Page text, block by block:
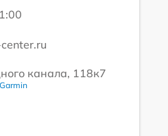
канала, 118к7